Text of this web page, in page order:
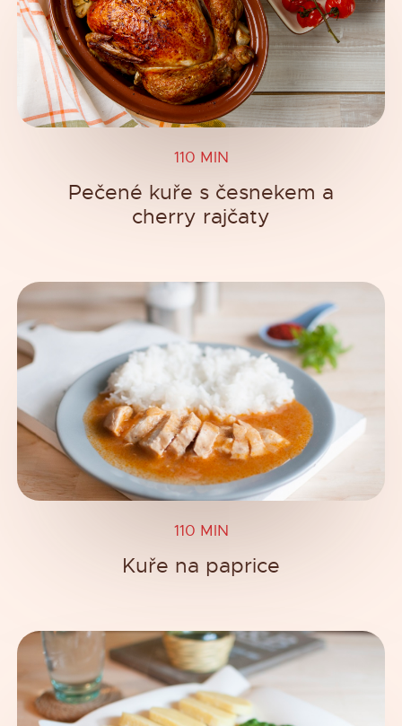
110 MIN
Pečené kuře s česnekem a
cherry rajčaty
110 MIN
Kuře na paprice